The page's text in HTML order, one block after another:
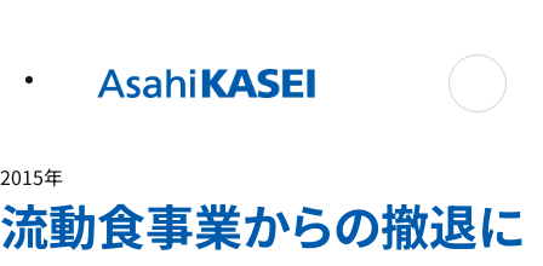
2015年
流動食事業からの撤退に